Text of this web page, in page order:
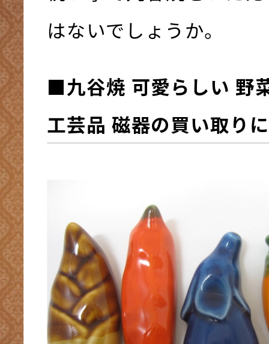
はないでしょうか。
■九谷焼 可愛らしい 野
工芸品 磁器の買い取り